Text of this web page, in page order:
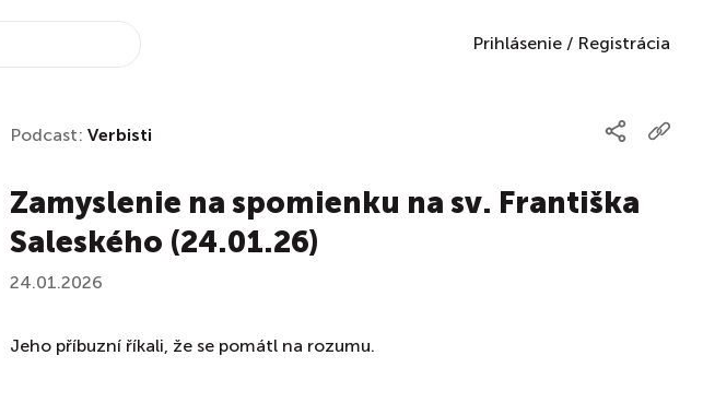
Prihlásenie / Registrácia
Podcast: Verbisti
Zamyslenie na spomienku na sv. Františka
Saleského (24.01.26)
24.01.2026
Jeho příbuzní říkali, že se pomátl na rozumu.